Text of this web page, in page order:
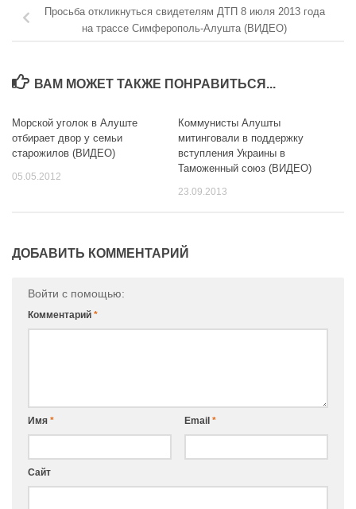
Просьба откликнуться свидетелям ДТП 8 июля 2013 года
на трассе Симферополь-Алушта (ВИДЕО)
ВАМ МОЖЕТ ТАКЖЕ ПОНРАВИТЬСЯ...
Морской уголок в Алуште
отбирает двор у семьи
старожилов (ВИДЕО)
05.05.2012
Коммунисты Алушты
митинговали в поддержку
вступления Украины в
Таможенный союз (ВИДЕО)
23.09.2013
ДОБАВИТЬ КОММЕНТАРИЙ
Войти с помощью:
Комментарий *
Имя * Email *
Сайт